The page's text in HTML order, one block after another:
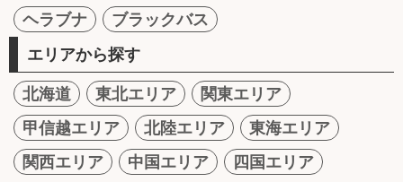
ヘラブナ
ブラックバス
エリアから探す
北海道 東北エリア
関東エリア
甲信越エリア
北陸エリア
東海エリア
関西エリア
中国エリア
四国エリア